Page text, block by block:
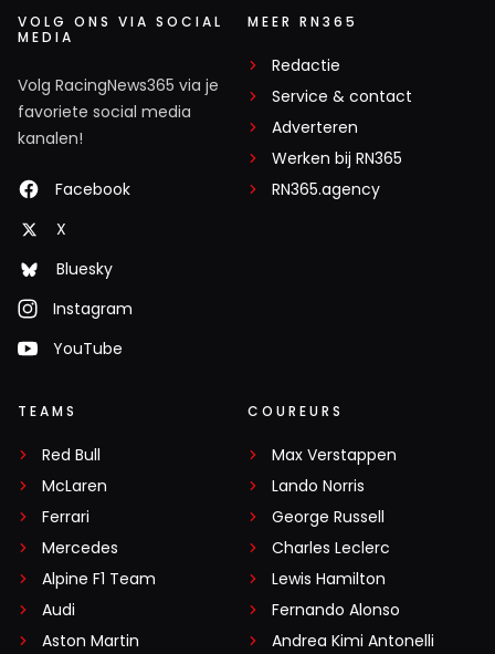
VOLG ONS VIA SOCIAL
MEDIA
Volg RacingNews365 via je
favoriete social media
kanalen!
Facebook
X
Bluesky
Instagram
YouTube
MEER RN365
Redactie
Service & contact
Adverteren
Werken bij RN365
RN365.agency
TEAMS
Red Bull
McLaren
Ferrari
Mercedes
Alpine F1 Team
Audi
Aston Martin
COUREURS
Max Verstappen
Lando Norris
George Russell
Charles Leclerc
Lewis Hamilton
Fernando Alonso
Andrea Kimi Antonelli